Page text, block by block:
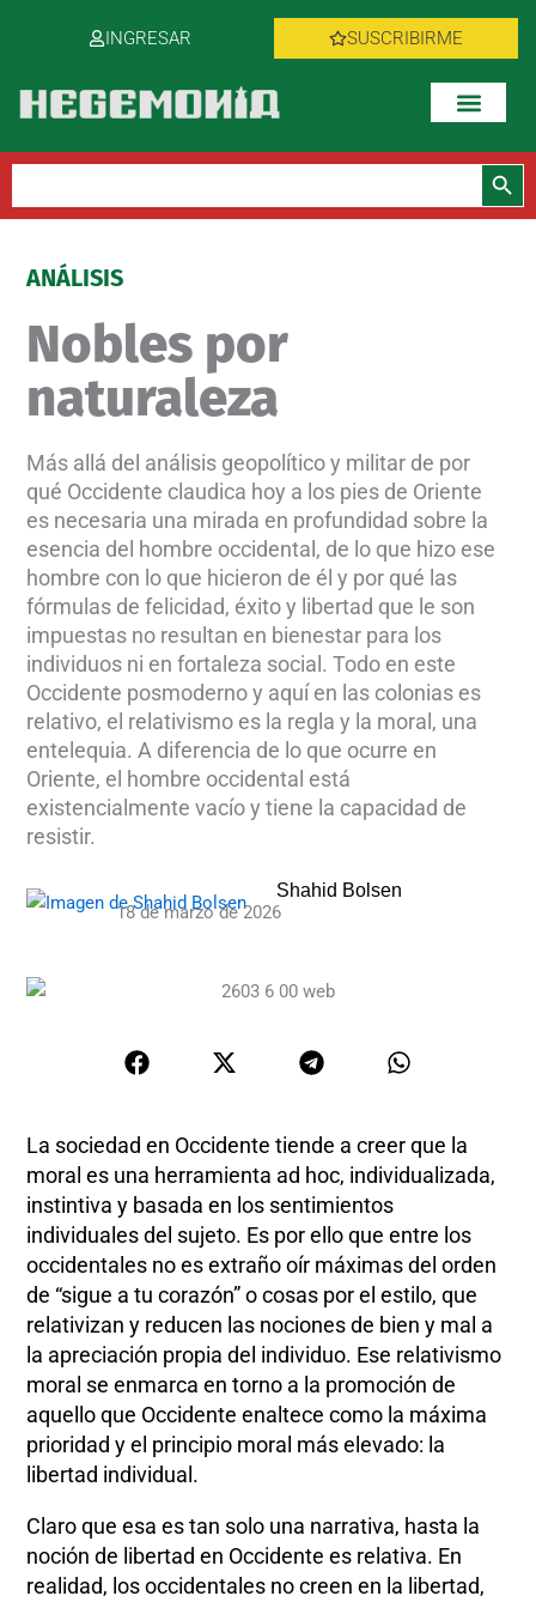
INGRESAR SUSCRIBIRME
Botón de
ANÁLISIS
Nobles por
naturaleza
Más allá del análisis geopolítico y militar de por
qué Occidente claudica hoy a los pies de Oriente
es necesaria una mirada en profundidad sobre la
esencia del hombre occidental, de lo que hizo ese
hombre con lo que hicieron de él y por qué las
fórmulas de felicidad, éxito y libertad que le son
impuestas no resultan en bienestar para los
individuos ni en fortaleza social. Todo en este
Occidente posmoderno y aquí en las colonias es
relativo, el relativismo es la regla y la moral, una
entelequia. A diferencia de lo que ocurre en
Oriente, el hombre occidental está
existencialmente vacío y tiene la capacidad de
resistir.
Shahid Bolsen
18 de marzo de 2026
La sociedad en Occidente tiende a creer que la
moral es una herramienta ad hoc, individualizada,
instintiva y basada en los sentimientos
individuales del sujeto. Es por ello que entre los
occidentales no es extraño oír máximas del orden
de “sigue a tu corazón” o cosas por el estilo, que
relativizan y reducen las nociones de bien y mal a
la apreciación propia del individuo. Ese relativismo
moral se enmarca en torno a la promoción de
aquello que Occidente enaltece como la máxima
prioridad y el principio moral más elevado: la
libertad individual.
Claro que esa es tan solo una narrativa, hasta la
noción de libertad en Occidente es relativa. En
realidad, los occidentales no creen en la libertad,